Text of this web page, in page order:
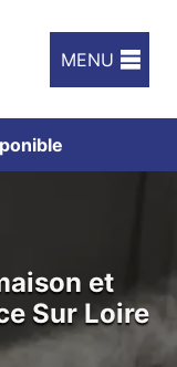
MENU
et
Sur Loire